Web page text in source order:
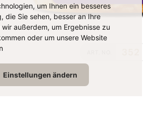
um Ihnen ein besseres
die Sie sehen, besser an Ihre
außerdem, um Ergebnisse zu
oder um unsere Website
Einstellungen ändern